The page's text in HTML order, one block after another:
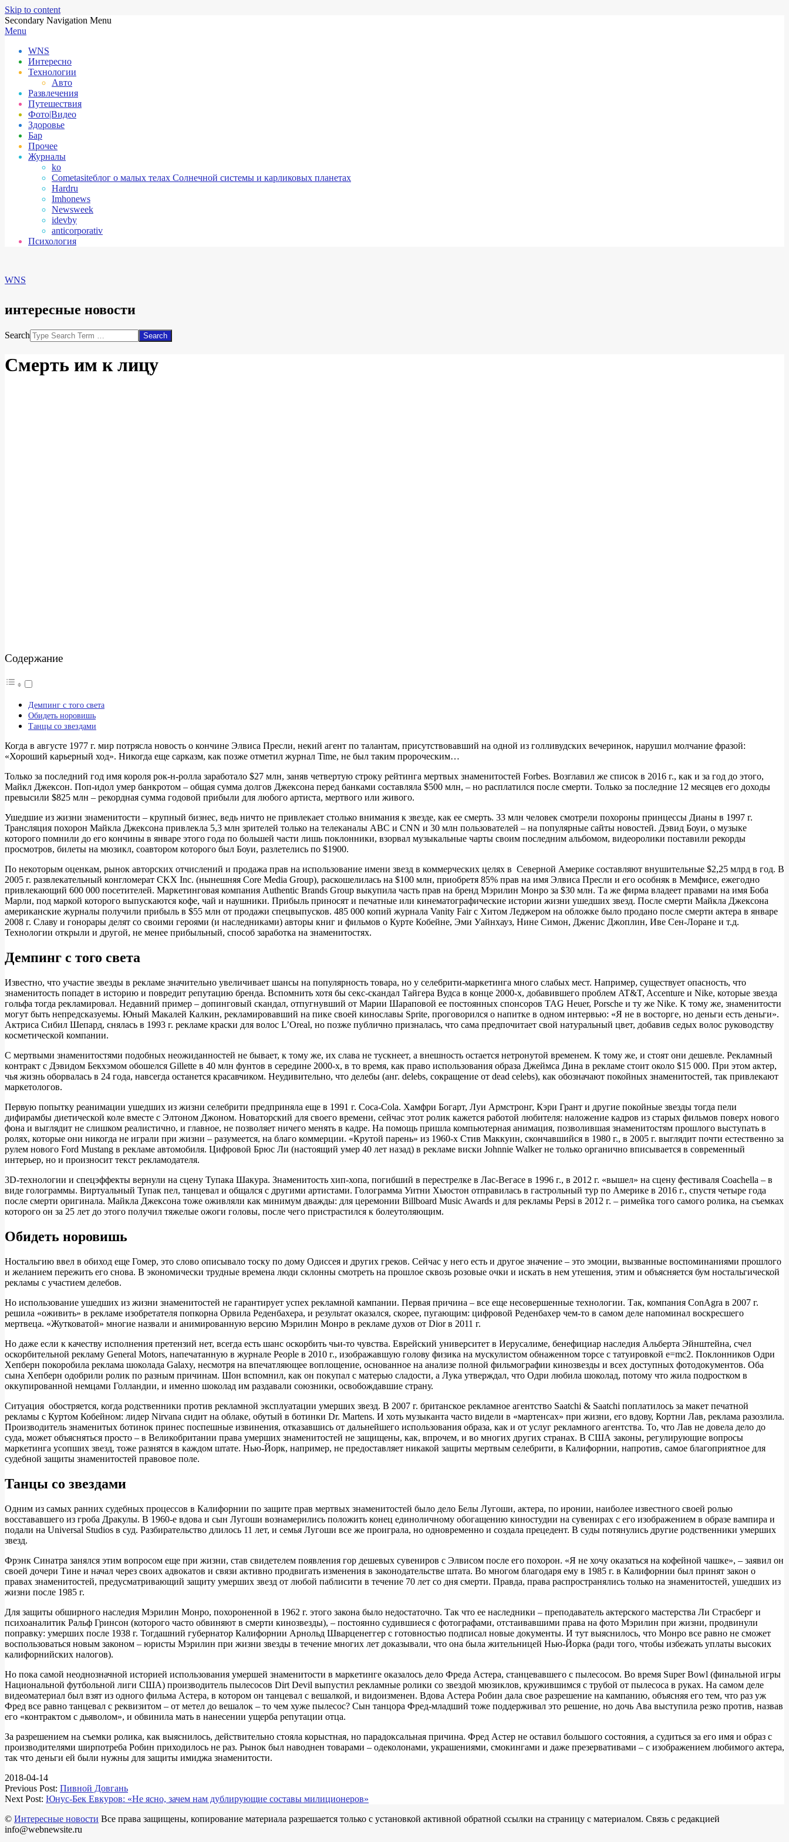
Skip to content
Secondary Navigation Menu
Menu
WNS
Интересно
Технологии
Авто
Развлечения
Путешествия
Фото|Видео
Здоровье
Бар
Прочее
Журналы
ko
Cometasiteблог о малых телах Солнечной системы и карликовых планетах
Hardru
Imhonews
Newsweek
idevby
anticorporativ
Психология
WNS
интересные новости
Search
Смерть им к лицу
Содержание
Демпинг с того света
Обидеть норовишь
Танцы со звездами
Когда в августе 1977 г. мир потрясла новость о кончине Элвиса Пресли, некий агент по талантам, присутствовавший на одной из голливудских вечеринок, нарушил молчание фразой:
«Хороший карьерный ход». Никогда еще сарказм, как позже отметил журнал Time, не был таким пророческим…
Только за последний год имя короля рок-н-ролла заработало $27 млн, заняв четвертую строку рейтинга мертвых знаменитостей Forbes. Возглавил же список в 2016 г., как и за год до этого,
Майкл Джексон. Поп-идол умер банкротом – общая сумма долгов Джексона перед банками составляла $500 млн, – но расплатился после смерти. Только за последние 12 месяцев его доходы
превысили $825 млн – рекордная сумма годовой прибыли для любого артиста, мертвого или живого.
Ушедшие из жизни знаменитости – крупный бизнес, ведь ничто не привлекает столько внимания к звезде, как ее смерть. 33 млн человек смотрели похороны принцессы Дианы в 1997 г.
Трансляция похорон Майкла Джексона привлекла 5,3 млн зрителей только на телеканалы ABC и CNN и 30 млн пользователей – на популярные сайты новостей. Дэвид Боуи, о музыке
которого помнили до его кончины в январе этого года по большей части лишь поклонники, взорвал музыкальные чарты своим последним альбомом, видеоролики поставили рекорды
просмотров, билеты на мюзикл, соавтором которого был Боуи, разлетелись по $1900.
По некоторым оценкам, рынок авторских отчислений и продажа прав на использование имени звезд в коммерческих целях в Северной Америке составляют внушительные $2,25 млрд в год. В
2005 г. развлекательный конгломерат CKX Inc. (нынешняя Core Media Group), раскошелилась на $100 млн, приобретя 85% прав на имя Элвиса Пресли и его особняк в Мемфисе, ежегодно
привлекающий 600 000 посетителей. Маркетинговая компания Authentic Brands Group выкупила часть прав на бренд Мэрилин Монро за $30 млн. Та же фирма владеет правами на имя Боба
Марли, под маркой которого выпускаются кофе, чай и наушники. Прибыль приносят и печатные или кинематографические истории жизни ушедших звезд. После смерти Майкла Джексона
американские журналы получили прибыль в $55 млн от продажи спецвыпусков. 485 000 копий журнала Vanity Fair c Хитом Леджером на обложке было продано после смерти актера в январе
2008 г. Славу и гонорары делят со своими героями (и наследниками) авторы книг и фильмов о Курте Кобейне, Эми Уайнхауз, Нине Симон, Дженис Джоплин, Иве Сен-Лоране и т.д.
Технологии открыли и другой, не менее прибыльный, способ заработка на знаменитостях.
Демпинг с того света
Известно, что участие звезды в рекламе значительно увеличивает шансы на популярность товара, но у селебрити-маркетинга много слабых мест. Например, существует опасность, что
знаменитость попадет в историю и повредит репутацию бренда. Вспомнить хотя бы секс-скандал Тайгера Вудса в конце 2000-х, добавившего проблем AT&T, Accenture и Nike, которые звезда
гольфа тогда рекламировал. Недавний пример – допинговый скандал, отпугнувший от Марии Шараповой ее постоянных спонсоров TAG Heuer, Porsche и ту же Nike. К тому же, знаменитости
могут быть непредсказуемы. Юный Макалей Калкин, рекламировавший на пике своей кинославы Sprite, проговорился о напитке в одном интервью: «Я не в восторге, но деньги есть деньги».
Актриса Сибил Шепард, снялась в 1993 г. рекламе краски для волос L’Oreal, но позже публично призналась, что сама предпочитает свой натуральный цвет, добавив седых волос руководству
косметической компании.
С мертвыми знаменитостями подобных неожиданностей не бывает, к тому же, их слава не тускнеет, а внешность остается нетронутой временем. К тому же, и стоят они дешевле. Рекламный
контракт с Дэвидом Бекхэмом обошелся Gillette в 40 млн фунтов в середине 2000-х, в то время, как право использования образа Джеймса Дина в рекламе стоит около $15 000. При этом актер,
чья жизнь оборвалась в 24 года, навсегда останется красавчиком. Неудивительно, что делебы (анг. delebs, сокращение от dead celebs), как обозначают покойных знаменитостей, так привлекают
маркетологов.
Первую попытку реанимации ушедших из жизни селебрити предприняла еще в 1991 г. Coca-Cola. Хамфри Богарт, Луи Армстронг, Кэри Грант и другие покойные звезды тогда пели
дифирамбы диетической коле вместе с Элтоном Джоном. Новаторский для своего времени, сейчас этот ролик кажется работой любителя: наложение кадров из старых фильмов поверх нового
фона и выглядит не слишком реалистично, и главное, не позволяет ничего менять в кадре. На помощь пришла компьютерная анимация, позволившая знаменитостям прошлого выступать в
ролях, которые они никогда не играли при жизни – разумеется, на благо коммерции. «Крутой парень» из 1960-х Стив Маккуин, скончавшийся в 1980 г., в 2005 г. выглядит почти естественно за
рулем нового Ford Mustang в рекламе автомобиля. Цифровой Брюс Ли (настоящий умер 40 лет назад) в рекламе виски Johnnie Walker не только органично вписывается в современный
интерьер, но и произносит текст рекламодателя.
3D-технологии и спецэффекты вернули на сцену Тупака Шакура. Знаменитость хип-хопа, погибший в перестрелке в Лас-Вегасе в 1996 г., в 2012 г. «вышел» на сцену фестиваля Coachella – в
виде голограммы. Виртуальный Тупак пел, танцевал и общался с другими артистами. Голограмма Уитни Хьюстон отправилась в гастрольный тур по Америке в 2016 г., спустя четыре года
после смерти оригинала. Майкла Джексона тоже оживляли как минимум дважды: для церемонии Billboard Music Awards и для рекламы Pepsi в 2012 г. – римейка того самого ролика, на съемках
которого он за 25 лет до этого получил тяжелые ожоги головы, после чего пристрастился к болеутоляющим.
Обидеть норовишь
Ностальгию ввел в обиход еще Гомер, это слово описывало тоску по дому Одиссея и других греков. Сейчас у него есть и другое значение – это эмоции, вызванные воспоминаниями прошлого
и желанием пережить его снова. В экономически трудные времена люди склонны смотреть на прошлое сквозь розовые очки и искать в нем утешения, этим и объясняется бум ностальгической
рекламы с участием делебов.
Но использование ушедших из жизни знаменитостей не гарантирует успех рекламной кампании. Первая причина – все еще несовершенные технологии. Так, компания ConAgra в 2007 г.
решила «оживить» в рекламе изобретателя попкорна Орвила Реденбахера, и результат оказался, скорее, пугающим: цифровой Реденбахер чем-то в самом деле напоминал воскресшего
мертвеца. «Жутковатой» многие назвали и анимированную версию Мэрилин Монро в рекламе духов от Dior в 2011 г.
Но даже если к качеству исполнения претензий нет, всегда есть шанс оскорбить чьи-то чувства. Еврейский университет в Иерусалиме, бенефициар наследия Альберта Эйнштейна, счел
оскорбительной рекламу General Motors, напечатанную в журнале People в 2010 г., изображавшую голову физика на мускулистом обнаженном торсе с татуировкой e=mc2. Поклонников Одри
Хепберн покоробила реклама шоколада Galaxy, несмотря на впечатляющее воплощение, основанное на анализе полной фильмографии кинозвезды и всех доступных фотодокументов. Оба
сына Хепберн одобрили ролик по разным причинам. Шон вспомнил, как он покупал с матерью сладости, а Лука утверждал, что Одри любила шоколад, потому что жила подростком в
оккупированной немцами Голландии, и именно шоколад им раздавали союзники, освобождавшие страну.
Ситуация обостряется, когда родственники против рекламной эксплуатации умерших звезд. В 2007 г. британское рекламное агентство Saatchi & Saatchi поплатилось за макет печатной
рекламы с Куртом Кобейном: лидер Nirvana сидит на облаке, обутый в ботинки Dr. Martens. И хоть музыканта часто видели в «мартенсах» при жизни, его вдову, Кортни Лав, реклама разозлила.
Производитель знаменитых ботинок принес поспешные извинения, отказавшись от дальнейшего использования образа, как и от услуг рекламного агентства. То, что Лав не довела дело до
суда, может объясняться просто – в Великобритании права умерших знаменитостей не защищены, как, впрочем, и во многих других странах. В США законы, регулирующие вопросы
маркетинга усопших звезд, тоже разнятся в каждом штате. Нью-Йорк, например, не предоставляет никакой защиты мертвым селебрити, в Калифорнии, напротив, самое благоприятное для
судебной защиты знаменитостей правовое поле.
Танцы со звездами
Одним из самых ранних судебных процессов в Калифорнии по защите прав мертвых знаменитостей было дело Белы Лугоши, актера, по иронии, наиболее известного своей ролью
восстававшего из гроба Дракулы. В 1960-е вдова и сын Лугоши вознамерились положить конец единоличному обогащению киностудии на сувенирах с его изображением в образе вампира и
подали на Universal Studios в суд. Разбирательство длилось 11 лет, и семья Лугоши все же проиграла, но одновременно и создала прецедент. В суды потянулись другие родственники умерших
звезд.
Фрэнк Синатра занялся этим вопросом еще при жизни, став свидетелем появления гор дешевых сувениров с Элвисом после его похорон. «Я не хочу оказаться на кофейной чашке», – заявил он
своей дочери Тине и начал через своих адвокатов и связи активно продвигать изменения в законодательстве штата. Во многом благодаря ему в 1985 г. в Калифорнии был принят закон о
правах знаменитостей, предусматривающий защиту умерших звезд от любой паблисити в течение 70 лет со дня смерти. Правда, права распространялись только на знаменитостей, ушедших из
жизни после 1985 г.
Для защиты обширного наследия Мэрилин Монро, похороненной в 1962 г. этого закона было недостаточно. Так что ее наследники – преподаватель актерского мастерства Ли Страсберг и
психоаналитик Ральф Гринсон (которого часто обвиняют в смерти кинозвезды), – постоянно судившиеся с фотографами, отстаивавшими права на фото Мэрилин при жизни, продвинули
поправку: умерших после 1938 г. Тогдашний губернатор Калифорнии Арнольд Шварценеггер с готовностью подписал новые документы. И тут выяснилось, что Монро все равно не сможет
воспользоваться новым законом – юристы Мэрилин при жизни звезды в течение многих лет доказывали, что она была жительницей Нью-Йорка (ради того, чтобы избежать уплаты высоких
калифорнийских налогов).
Но пока самой неоднозначной историей использования умершей знаменитости в маркетинге оказалось дело Фреда Астера, станцевавшего с пылесосом. Во время Super Bowl (финальной игры
Национальной футбольной лиги США) производитель пылесосов Dirt Devil выпустил рекламные ролики со звездой мюзиклов, кружившимся с трубой от пылесоса в руках. На самом деле
видеоматериал был взят из одного фильма Астера, в котором он танцевал с вешалкой, и видоизменен. Вдова Астера Робин дала свое разрешение на кампанию, объясняя его тем, что раз уж
Фред все равно танцевал с реквизитом – от метел до вешалок – то чем хуже пылесос? Сын танцора Фред-младший тоже поддерживал это решение, но дочь Ава выступила резко против, назвав
его «контрактом с дьяволом», и обвинила мать в нанесении ущерба репутации отца.
За разрешением на съемки ролика, как выяснилось, действительно стояла корыстная, но парадоксальная причина. Фред Астер не оставил большого состояния, а судиться за его имя и образ с
производителями ширпотреба Робин приходилось не раз. Рынок был наводнен товарами – одеколонами, украшениями, смокингами и даже презервативами – с изображением любимого актера,
так что деньги ей были нужны для защиты имиджа знаменитости.
2018-04-14
Previous Post: Пивной Довгань
Next Post: Юнус-Бек Евкуров: «Не ясно, зачем нам дублирующие составы милиционеров»
© Интересные новости Все права защищены, копирование материала разрешается только с установкой активной обратной ссылки на страницу с материалом. Связь с редакцией
info@webnewsite.ru